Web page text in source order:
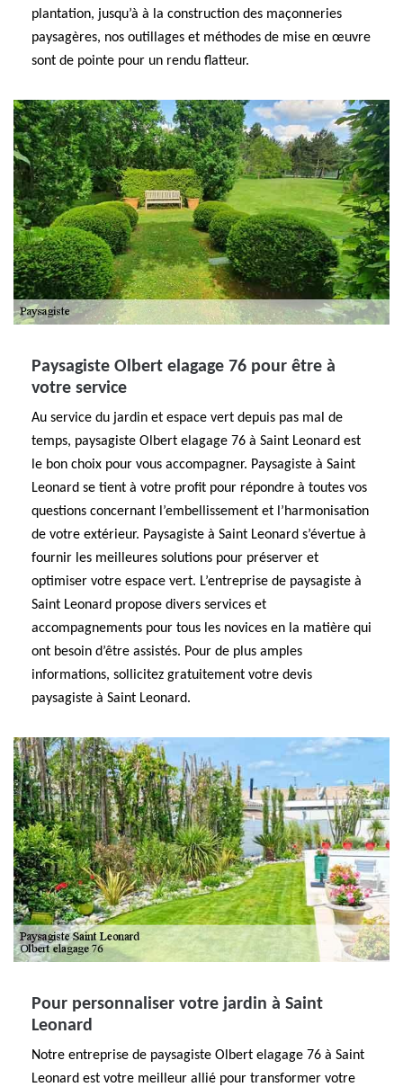
plantation, jusqu’à à la construction des maçonneries
paysagères, nos outillages et méthodes de mise en œuvre
sont de pointe pour un rendu flatteur.
Paysagiste Olbert elagage 76 pour être à
votre service
Au service du jardin et espace vert depuis pas mal de
temps, paysagiste Olbert elagage 76 à Saint Leonard est
le bon choix pour vous accompagner. Paysagiste à Saint
Leonard se tient à votre profit pour répondre à toutes vos
questions concernant l’embellissement et l’harmonisation
de votre extérieur. Paysagiste à Saint Leonard s’évertue à
fournir les meilleures solutions pour préserver et
optimiser votre espace vert. L’entreprise de paysagiste à
Saint Leonard propose divers services et
accompagnements pour tous les novices en la matière qui
ont besoin d’être assistés. Pour de plus amples
informations, sollicitez gratuitement votre devis
paysagiste à Saint Leonard.
Pour personnaliser votre jardin à Saint
Leonard
Notre entreprise de paysagiste Olbert elagage 76 à Saint
Leonard est votre meilleur allié pour transformer votre